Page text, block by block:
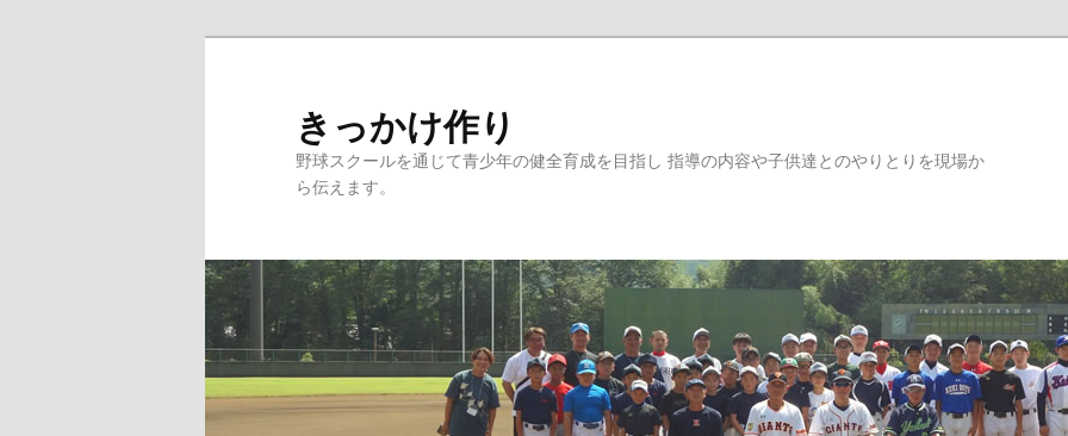
きっかけ作り
野球スクールを通じて青少年の健全育成を目指し 指導の内容や子供達とのやりとりを現場か
ら伝えます。